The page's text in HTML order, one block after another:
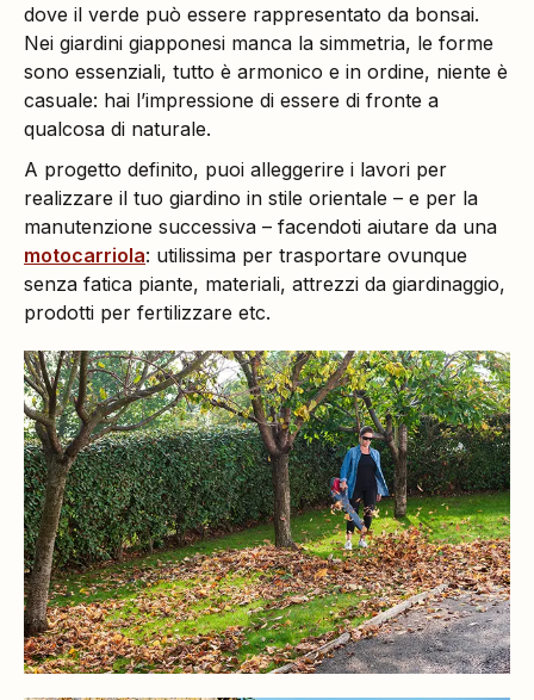
dove il verde può essere rappresentato da bonsai.
Nei giardini giapponesi manca la simmetria, le forme
sono essenziali, tutto è armonico e in ordine, niente è
casuale: hai l’impressione di essere di fronte a
qualcosa di naturale.
A progetto definito, puoi alleggerire i lavori per
realizzare il tuo giardino in stile orientale – e per la
manutenzione successiva – facendoti aiutare da una
motocarriola: utilissima per trasportare ovunque
senza fatica piante, materiali, attrezzi da giardinaggio,
prodotti per fertilizzare etc.